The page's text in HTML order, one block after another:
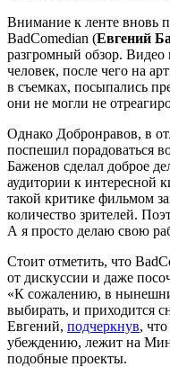
Внимание к ленте вновь
BadComedian (Евгений
разгромный обзор. Видео
человек, после чего на
в съемках, посыпались
они не могли не
Однако Добронравов, в
поспешил порадоваться
Баженов сделал доброе
аудитории к интересной
такой критике фильмом
количество зрителей.
А я просто делаю свою
Стоит отметить, что
от дискуссии и даже
«К сожалению, в
выбирать, и приходится
Евгений, подчеркнув,
убеждению, лежит на
подобные проекты.